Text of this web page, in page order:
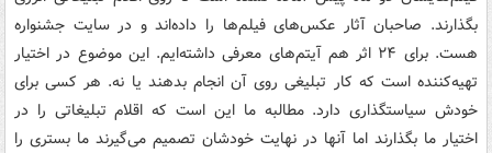
بگذارند. صاحبان آثار عکس‌های فیلم‌ها را داده‌اند و در سایت جشنواره
هست. برای ۲۴ اثر هم آیتم‌های معرفی داشته‌ایم. این موضوع در اختیار
تهیه‌کننده است که کار تبلیغی روی آن انجام بدهند یا نه. هر کسی برای
خودش سیاستگذاری دارد. مطالبه ما این است که اقلام تبلیغاتی را در
اختیار ما بگذارند اما آنها در نهایت خودشان تصمیم می‌گیرند ما بستری را